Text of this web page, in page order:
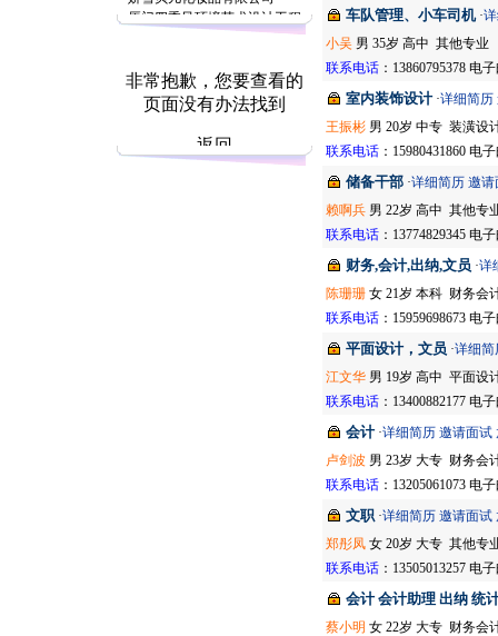
厦门四季风环境艺术设计工程
有限公司
汇丰银行（中国）有限公司厦
门分行
伟士杰（泉州）箱包有限公司
泉州西华整形
泉州顺鑫物业管理有限公司
车队管理、小车司机·
小吴 男 35岁 高中 其他专业
联系电话 ：13860795378 电
室内装饰设计·详细简历
王振彬 男 20岁 中专 装潢设
联系电话 ：15980431860 电
储备干部 ·详细简历 邀请
赖啊兵 男 22岁 高中 其他专
联系电话 ：13774829345 电
财务,会计,出纳,文员 ·详
陈珊珊 女 21岁 本科 财务会
联系电话 ：15959698673 电
平面设计，文员 ·详细简
江文华 男 19岁 高中 平面设
联系电话 ：13400882177 电
会计·详细简历 邀请面试
卢剑波 男 23岁 大专 财务会
联系电话 ：13205061073 电
文职 ·详细简历 邀请面试
郑彤凤 女 20岁 大专 其他专
联系电话 ：13505013257 电
会计 会计助理 出纳 统
蔡小明 女 22岁 大专 财务会